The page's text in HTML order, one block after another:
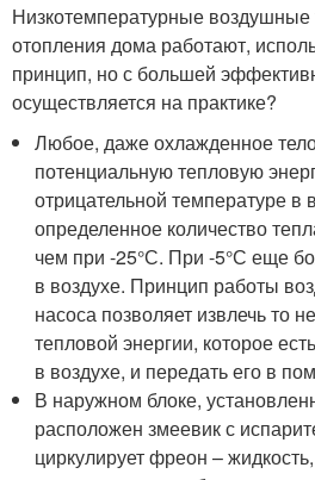
Низкотемпературные
отопления дома работают,
принцип, но с большей
осуществляется на практике?
Любое, даже охлажденное
потенциальную тепловую
отрицательной температуре в
определенное количество
чем при -25°С. При -5°С еще
в воздухе. Принцип работы
насоса позволяет извлечь то
тепловой энергии, которое
в воздухе, и передать его в
В наружном блоке,
расположен змеевик с
циркулирует фреон –